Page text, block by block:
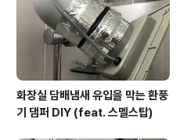
화장실 담배냄새 유입을 막는 환풍
기 댐퍼 DIY (feat. 스멜스탑)